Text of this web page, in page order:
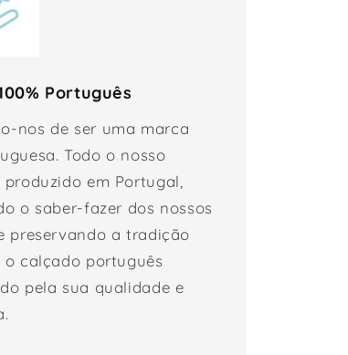
Português
nos de ser uma marca
Todo o nosso
em Portugal,
o saber-fazer dos nossos
preservando a tradição
calçado português
pela sua qualidade e